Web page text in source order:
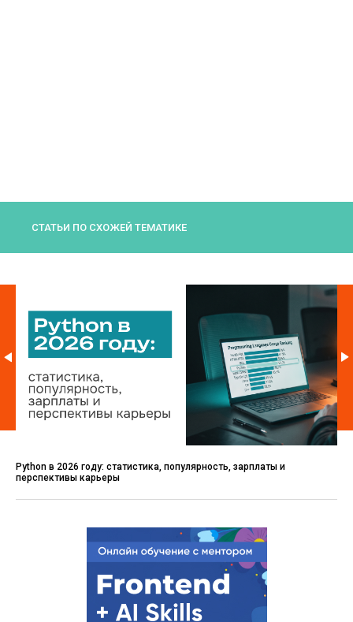
СТАТЬИ ПО СХОЖЕЙ ТЕМАТИКЕ
Python в 2026 году: статистика, популярность, зарплаты и
перспективы карьеры